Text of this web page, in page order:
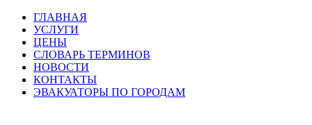
ГЛАВНАЯ
УСЛУГИ
ЦЕНЫ
СЛОВАРЬ ТЕРМИНОВ
НОВОСТИ
КОНТАКТЫ
ЭВАКУАТОРЫ ПО ГОРОДАМ